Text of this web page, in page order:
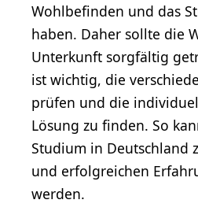
Wohlbefinden und das
haben. Daher sollte die
Unterkunft sorgfältig
ist wichtig, die
prüfen und die
Lösung zu finden. So
Studium in Deutschland
und erfolgreichen
werden.